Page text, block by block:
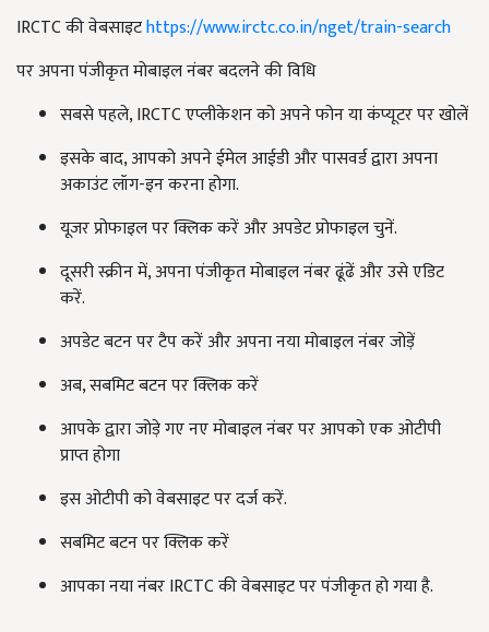
IRCTC की वेबसाइटhttps://www.irctc.co.in/nget/train-search
पर अपना पंजीकृत मोबाइल नंबर बदलने की विधि
सबसे पहले, IRCTC एप्लीकेशन को अपने फोन या कंप्यूटर पर खोलें
इसके बाद, आपको अपने ईमेल आईडी और पासवर्ड द्वारा अपना
अकाउंट लॉग-इन करना होगा.
यूजर प्रोफाइल पर क्लिक करें और अपडेट प्रोफाइल चुनें.
दूसरी स्क्रीन में, अपना पंजीकृत मोबाइल नंबर ढूंढें और उसे एडिट
करें.
अपडेट बटन पर टैप करें और अपना नया मोबाइल नंबर जोड़ें
अब, सबमिट बटन पर क्लिक करें
आपके द्वारा जोड़े गए नए मोबाइल नंबर पर आपको एक ओटीपी
प्राप्त होगा
इस ओटीपी को वेबसाइट पर दर्ज करें.
सबमिट बटन पर क्लिक करें
आपका नया नंबर IRCTC की वेबसाइट पर पंजीकृत हो गया है.